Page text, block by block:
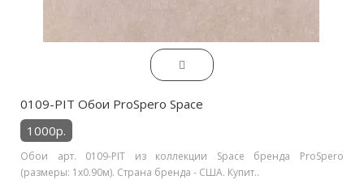
0109-PIT Обои ProSpero Space
1000р.
Обои арт. 0109-PIT из коллекции Space бренда ProSpero
(размеры: 1х0.90м). Страна бренда - США. Купит..